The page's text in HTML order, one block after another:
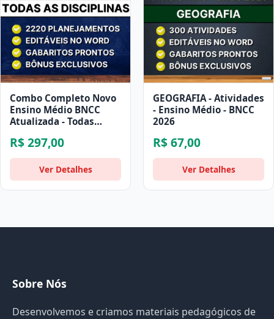
Combo Completo Novo
Ensino Médio BNCC
Atualizada - Todas
R$ 297,00
Ver Detalhes
GEOGRAFIA - Atividades
- Ensino Médio - BNCC
2026
R$ 67,00
Ver Detalhes
Sobre Nós
Desenvolvemos e criamos materiais pedagógicos de